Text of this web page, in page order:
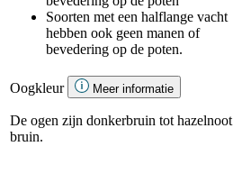
Soorten met een halflange vacht
hebben ook geen manen of
bevedering op de poten.
Oogkleur Meer informatie
De ogen zijn donkerbruin tot hazelnoot
bruin.